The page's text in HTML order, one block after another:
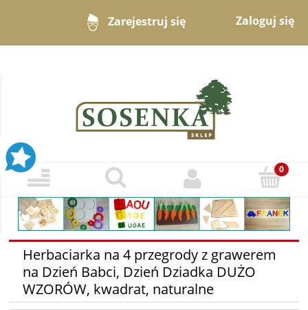
Zarejestruj się Zaloguj się
Herbaciarka na 4 przegrody z grawerem
na Dzień Babci, Dzień Dziadka DUŻO
WZORÓW, kwadrat, naturalne